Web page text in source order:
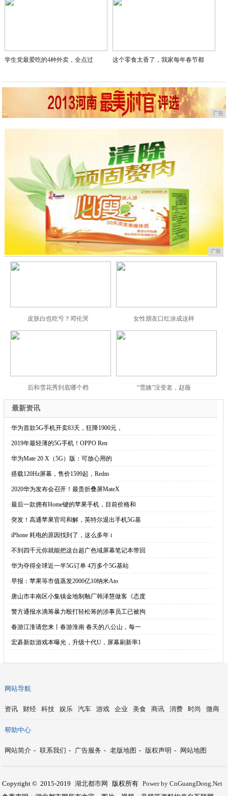
学生党最爱吃的4种外卖，全点过 这个零食太香了，我家每年春节都
广告
广告
皮肤白也吃亏？邓伦哭 女性朋友口红涂成这样
后和雪花秀到底哪个档 “雪姨”没变老，赵薇
最新资讯
·华为首款5G手机开卖83天，狂降1900元，
·2019年最轻薄的5G手机！OPPO Ren
·华为Mate 20 X（5G）版：可放心用的
·搭载120Hz屏幕，售价1599起，Redm
·2020华为发布会召开！最贵折叠屏MateX
·最后一款拥有Home键的苹果手机，目前价格和
·突发！高通苹果官司和解，英特尔退出手机5G基
·iPhone 耗电的原因找到了，这么多年 i
·不到四千元你就能把这台超广色域屏幕笔记本带回
·华为夺得全球近一半5G订单 4万多个5G基站
·早报：苹果等市值蒸发2000亿10纳米Ato
·唐山市丰南区小集镇金地制釉厂韩泽慧做客《态度
·警方通报水滴筹暴力殴打轻松筹的涉事员工已被拘
·春游江淮请您来丨春游淮南 春天的八公山，每一
·宏碁新款游戏本曝光，升级十代U，屏幕刷新率1
网站导航
资讯 财经 科技 娱乐 汽车 游戏 企业 美食 商讯 消费 时尚 微商
帮助中心
网站简介 - 联系我们 - 广告服务 - 老版地图 - 版权声明 - 网站地图
Copyright © 2015-2019 湖北都市网 版权所有 Power by CnGuangDong.Net